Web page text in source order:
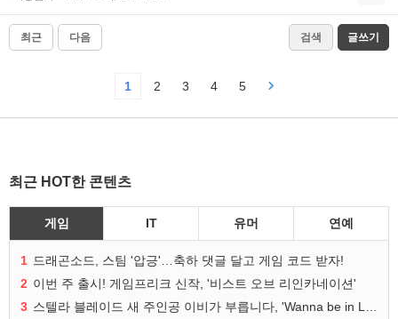
최근 다음 검색 글쓰기
1 2 3 4 5
최근 HOT한 콘텐츠
게임 IT 유머 연예
1 드래곤소드, 스팀 '압긍'…축하 댓글 달고 게임 코드 받자!
2 이번 주 출시! 게임프리크 신작, '비스트 오브 리인카네이션'
3